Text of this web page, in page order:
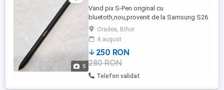
5
Vand pix S-Pen original cu
bluetoth,nou,provenit de la Samsung S26
Ultra nou,culoare cobalt violet. Pret Fix 250
lei.
Oradea, Bihor
4 august
250 RON
280 RON
Telefon validat